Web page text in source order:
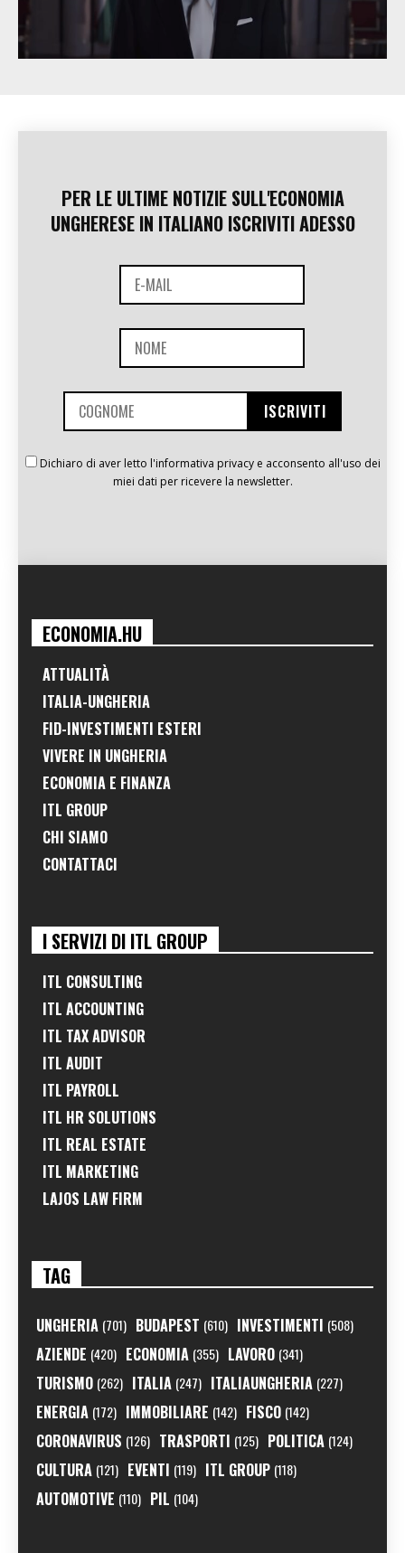
PER LE ULTIME NOTIZIE SULL'ECONOMIA
UNGHERESE IN ITALIANO ISCRIVITI ADESSO
Dichiaro di aver letto l'informativa privacy e acconsento all'uso dei
miei dati per ricevere la newsletter.
ECONOMIA.HU
ATTUALITÀ
ITALIA-UNGHERIA
FID-INVESTIMENTI ESTERI
VIVERE IN UNGHERIA
ECONOMIA E FINANZA
ITL GROUP
CHI SIAMO
CONTATTACI
I SERVIZI DI ITL GROUP
ITL CONSULTING
ITL ACCOUNTING
ITL TAX ADVISOR
ITL AUDIT
ITL PAYROLL
ITL HR SOLUTIONS
ITL REAL ESTATE
ITL MARKETING
LAJOS LAW FIRM
TAG
UNGHERIA (701) BUDAPEST (610) INVESTIMENTI (508)
AZIENDE (420) ECONOMIA (355) LAVORO (341)
TURISMO (262) ITALIA (247) ITALIAUNGHERIA (227)
ENERGIA (172) IMMOBILIARE (142) FISCO (142)
CORONAVIRUS (126) TRASPORTI (125) POLITICA (124)
CULTURA (121) EVENTI (119) ITL GROUP (118)
AUTOMOTIVE (110) PIL (104)